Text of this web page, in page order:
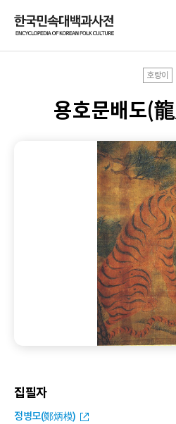
호랑이
용호문배도(
집필자
정병모(鄭炳模)